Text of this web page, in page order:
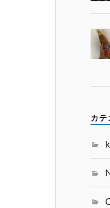
カテ